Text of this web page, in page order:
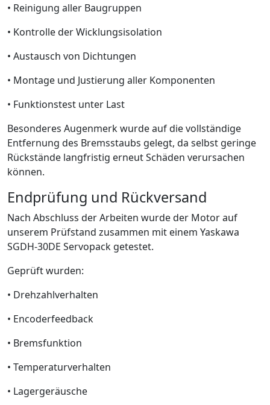
• Reinigung aller Baugruppen
• Kontrolle der Wicklungsisolation
• Austausch von Dichtungen
• Montage und Justierung aller Komponenten
• Funktionstest unter Last
Besonderes Augenmerk wurde auf die vollständige
Entfernung des Bremsstaubs gelegt, da selbst geringe
Rückstände langfristig erneut Schäden verursachen
können.
Endprüfung und Rückversand
Nach Abschluss der Arbeiten wurde der Motor auf
unserem Prüfstand zusammen mit einem Yaskawa
SGDH-30DE Servopack getestet.
Geprüft wurden:
• Drehzahlverhalten
• Encoderfeedback
• Bremsfunktion
• Temperaturverhalten
• Lagergeräusche